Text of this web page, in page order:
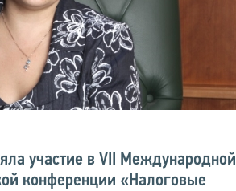
участие в VII Международной
конференции «Налоговые